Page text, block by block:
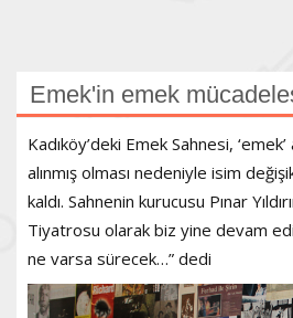
Emek'in emek
Kadıköy’deki Emek Sahnesi,
alınmış olması nedeniyle isim
kaldı. Sahnenin kurucusu Pınar
Tiyatrosu olarak biz yine devam
ne varsa sürecek…” dedi